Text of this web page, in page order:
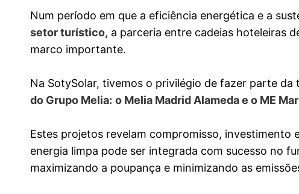
Num período em que a eficiência energética e a
setor turístico, a parceria entre cadeias hoteleiras
marco importante.
Na SotySolar, tivemos o privilégio de fazer parte
do Grupo Melia: o Melia Madrid Alameda e o ME
Estes projetos revelam compromisso,
energia limpa pode ser integrada com sucesso no
maximizando a poupança e minimizando as